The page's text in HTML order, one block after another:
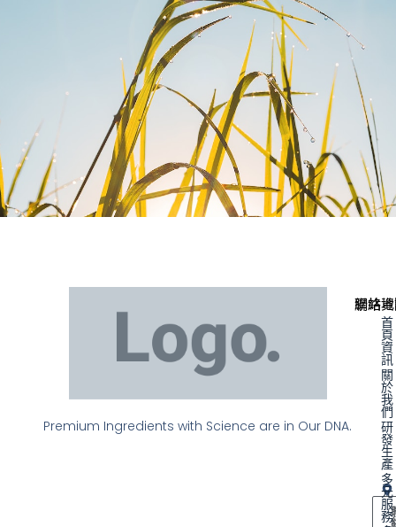
Premium Ingredients with Science are in Our DNA.
聯絡
網站
首
頁
資
訊
關
於
我
們
研
發
生
產
多
元
服
務